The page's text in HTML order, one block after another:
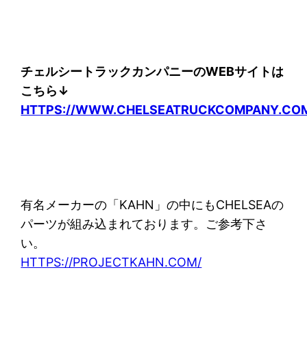
チェルシートラックカンパニーのWEBサイトは
こちら↓
HTTPS://
有名メーカーの「KAHN」の中にもCHELSEAの
パーツが組み込まれております。ご参考下さ
い。
HTTPS://PROJECTKAHN.COM/